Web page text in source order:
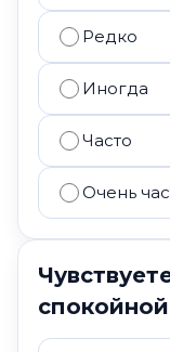
Редко
Иногда
Часто
Очень